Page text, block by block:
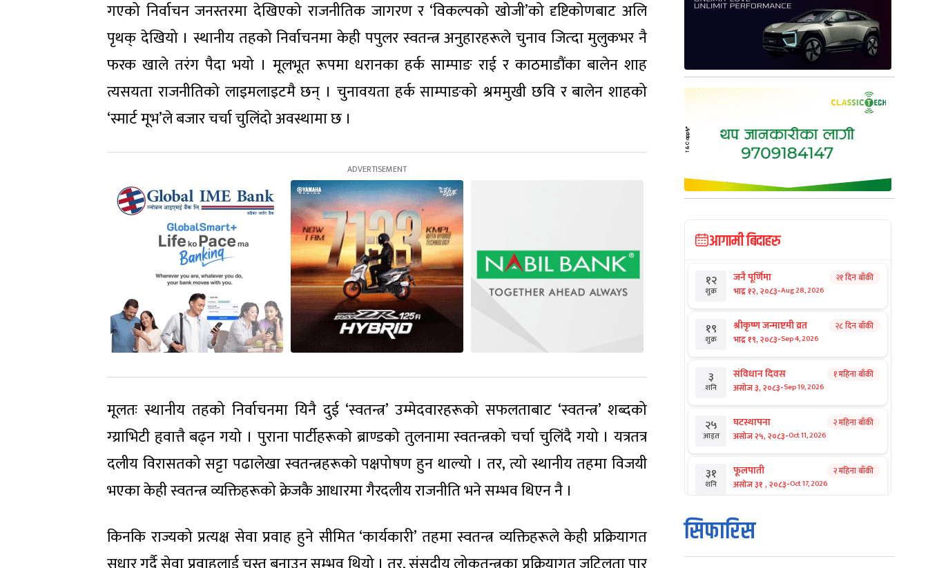
गएको निर्वाचन जनस्तरमा देखिएको राजनीतिक जागरण र ‘विकल्पको खोजी’को दृष्टिकोणबाट अलि
पृथक् देखियो । स्थानीय तहको निर्वाचनमा केही पपुलर स्वतन्त्र अनुहारहरूले चुनाव जित्दा मुलुकभर नै
फरक खाले तरंग पैदा भयो । मूलभूत रूपमा धरानका हर्क साम्पाङ राई र काठमाडौंका बालेन शाह
त्यसयता राजनीतिको लाइमलाइटमै छन् । चुनावयता हर्क साम्पाङको श्रममुखी छवि र बालेन शाहको
‘स्मार्ट मूभ’ले बजार चर्चा चुलिंदो अवस्थामा छ ।
मूलतः स्थानीय तहको निर्वाचनमा यिनै दुई ‘स्वतन्त्र’ उम्मेदवारहरूको सफलताबाट ‘स्वतन्त्र’ शब्दको
ग्य्राभिटी हृवात्तै बढ्न गयो । पुराना पार्टीहरूको ब्राण्डको तुलनामा स्वतन्त्रको चर्चा चुलिंदै गयो । यत्रतत्र
दलीय विरासतको सट्टा पढालेखा स्वतन्त्रहरूको पक्षपोषण हुन थाल्यो । तर, त्यो स्थानीय तहमा विजयी
भएका केही स्वतन्त्र व्यक्तिहरूको क्रेजकै आधारमा गैरदलीय राजनीति भने सम्भव थिएन नै ।
किनकि राज्यको प्रत्यक्ष सेवा प्रवाह हुने सीमित ‘कार्यकारी’ तहमा स्वतन्त्र व्यक्तिहरूले केही प्रक्रियागत
आगामी बिदाहरु
१२
शुक्र
जनै पूर्णिमा
भाद्र १२, २०८३-Aug 28, 2026
२१ दिन बाँकी
१९
शुक्र
श्रीकृष्ण जन्माष्टमी व्रत
भाद्र १९, २०८३-Sep 4, 2026
२८ दिन बाँकी
३
शनि
संविधान दिवस
असोज ३, २०८३-Sep 19, 2026
१ महिना बाँकी
२५
आइत
घटस्थापना
असोज २५, २०८३-Oct 11, 2026
२ महिना बाँकी
३१
शनि
फूलपाती
असोज ३१ , २०८३-Oct 17, 2026
२ महिना बाँकी
१
आइत
कार्तिक सङ्क्रान्ति
कार्तिक १, २०८३
सिफारिस